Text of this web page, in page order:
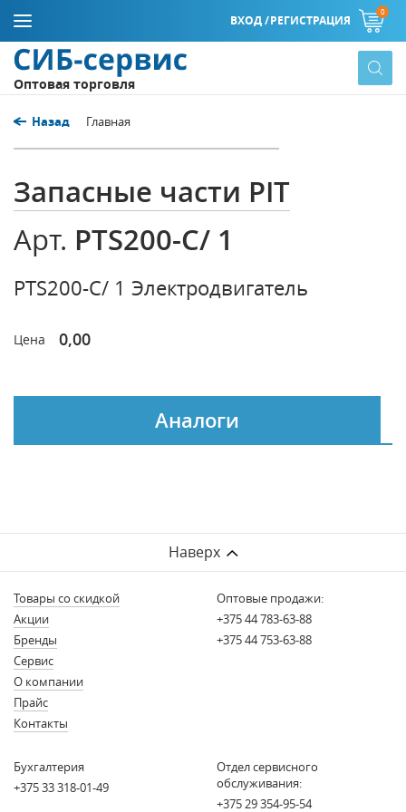
ВХОД /РЕГИСТРАЦИЯ
0
Оптовая торговля
Назад Главная
Запасные части PIT
Арт. PTS200-C/ 1
PTS200-C/ 1 Электродвигатель
Цена 0,00
Аналоги
Наверх
Товары со скидкой
Акции
Бренды
Сервис
О компании
Прайс
Контакты
Оптовые продажи:
+375 44 783-63-88
+375 44 753-63-88
Бухгалтерия
+375 33 318-01-49
Отдел сервисного
обслуживания:
+375 29 354-95-54